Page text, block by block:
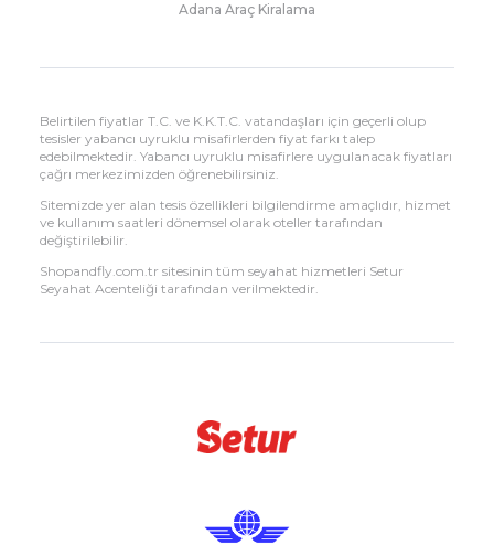
Adana Araç Kiralama
Belirtilen fiyatlar T.C. ve K.K.T.C. vatandaşları için geçerli olup
tesisler yabancı uyruklu misafirlerden fiyat farkı talep
edebilmektedir. Yabancı uyruklu misafirlere uygulanacak fiyatları
çağrı merkezimizden öğrenebilirsiniz.
Sitemizde yer alan tesis özellikleri bilgilendirme amaçlıdır, hizmet
ve kullanım saatleri dönemsel olarak oteller tarafından
değiştirilebilir.
Shopandfly.com.tr sitesinin tüm seyahat hizmetleri Setur
Seyahat Acenteliği tarafından verilmektedir.